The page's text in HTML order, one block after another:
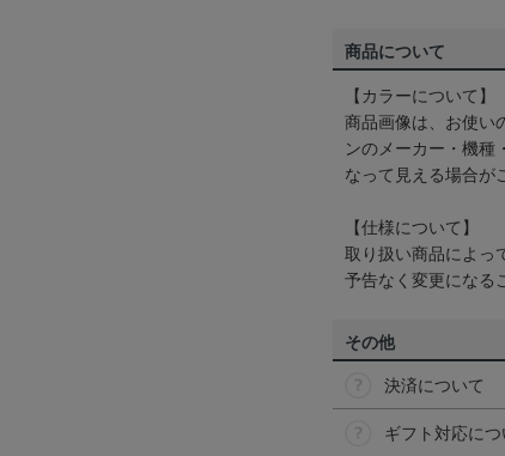
商品について
【カラーについて】
商品画像は、お使い
ンのメーカー・機種
なって見える場合が
【仕様について】
取り扱い商品によっ
予告なく変更になる
その他
決済について
ギフト対応に